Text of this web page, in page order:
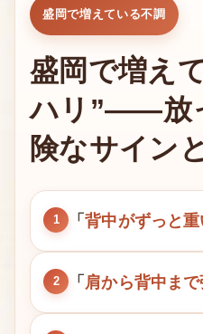
盛岡で増えている不調
盛岡で増え
ハリ”——放
険なサイン
1 「背中がずっと重
2 「 肩から背中ま